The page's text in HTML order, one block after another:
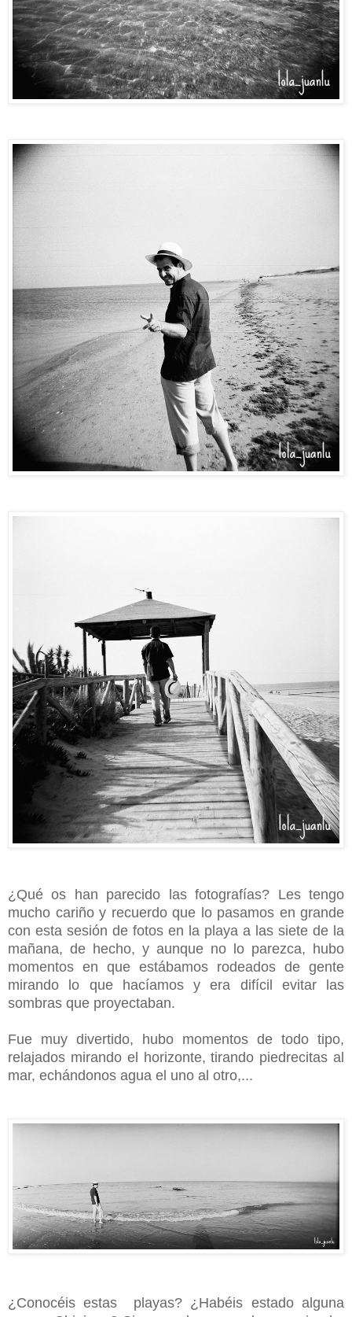
¿Qué os han parecido las fotografías? Les tengo
mucho cariño y recuerdo que lo pasamos en grande
con esta sesión de fotos en la playa a las siete de la
mañana, de hecho, y aunque no lo parezca, hubo
momentos en que estábamos rodeados de gente
mirando lo que hacíamos y era difícil evitar las
sombras que proyectaban.
Fue muy divertido, hubo momentos de todo tipo,
relajados mirando el horizonte, tirando piedrecitas al
mar, echándonos agua el uno al otro,...
¿Conocéis estas playas? ¿Habéis estado alguna